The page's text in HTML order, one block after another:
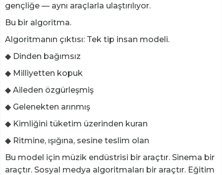
gençliğe — aynı araçlarla ulaştırılıyor.
Bu bir algoritma.
Algoritmanın çıktısı: Tek tip insan modeli.
◆ Dinden bağımsız
◆ Milliyetten kopuk
◆ Aileden özgürleşmiş
◆ Gelenekten arınmış
◆ Kimliğini tüketim üzerinden kuran
◆ Ritmine, ışığına, sesine teslim olan
Bu model için müzik endüstrisi bir araçtır. Sinema bir
araçtır. Sosyal medya algoritmaları bir araçtır. Eğitim